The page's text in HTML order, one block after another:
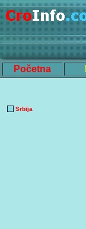
Početna
Srbija